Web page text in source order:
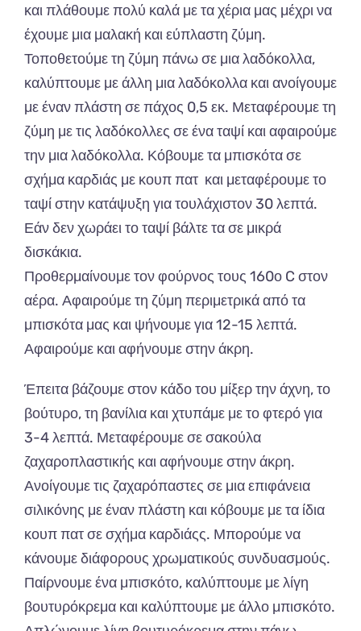
και πλάθουμε πολύ καλά με τα χέρια μας μέχρι να
έχουμε μια μαλακή και εύπλαστη ζύμη.
Τοποθετούμε τη ζύμη πάνω σε μια λαδόκολλα,
καλύπτουμε με άλλη μια λαδόκολλα και ανοίγουμε
με έναν πλάστη σε πάχος 0,5 εκ. Μεταφέρουμε τη
ζύμη με τις λαδόκολλες σε ένα ταψί και αφαιρούμε
την μια λαδόκολλα. Κόβουμε τα μπισκότα σε
σχήμα καρδιάς με κουπ πατ και μεταφέρουμε το
ταψί στην κατάψυξη για τουλάχιστον 30 λεπτά.
Εάν δεν χωράει το ταψί βάλτε τα σε μικρά
δισκάκια.
Προθερμαίνουμε τον φούρνος τους 160ο C στον
αέρα. Αφαιρούμε τη ζύμη περιμετρικά από τα
μπισκότα μας και ψήνουμε για 12-15 λεπτά.
Αφαιρούμε και αφήνουμε στην άκρη.
Έπειτα βάζουμε στον κάδο του μίξερ την άχνη, το
βούτυρο, τη βανίλια και χτυπάμε με το φτερό για
3-4 λεπτά. Μεταφέρουμε σε σακούλα
ζαχαροπλαστικής και αφήνουμε στην άκρη.
Ανοίγουμε τις ζαχαρόπαστες σε μια επιφάνεια
σιλικόνης με έναν πλάστη και κόβουμε με τα ίδια
κουπ πατ σε σχήμα καρδιάςς. Μπορούμε να
κάνουμε διάφορους χρωματικούς συνδυασμούς.
Παίρνουμε ένα μπισκότο, καλύπτουμε με λίγη
βουτυρόκρεμα και καλύπτουμε με άλλο μπισκότο.